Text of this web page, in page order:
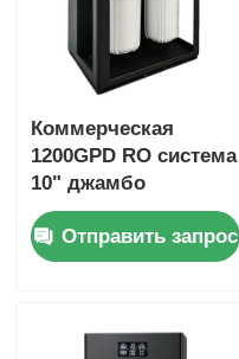
Коммерческая
1200GPD RO система
10" джамбо
фильтрации с
напоминанием о
фильтре для
использования
Отправить запрос